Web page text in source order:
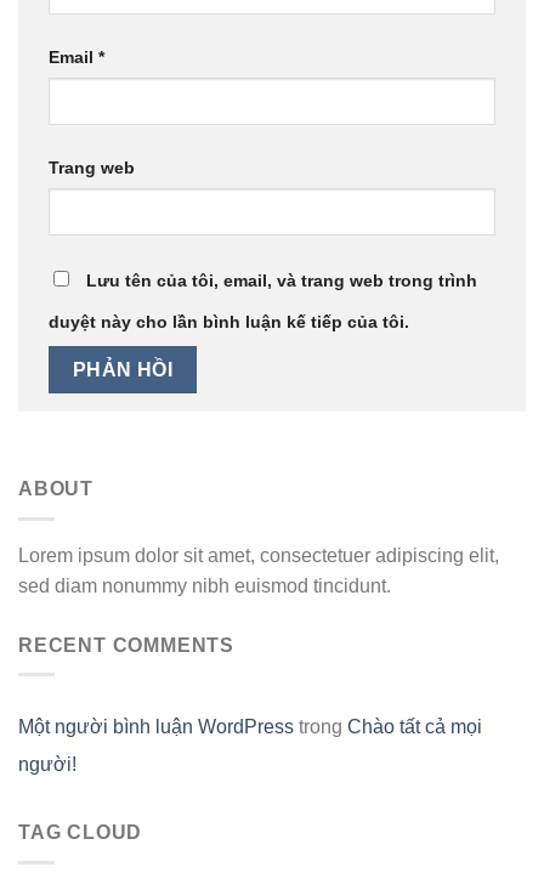
Email *
Trang web
Lưu tên của tôi, email, và trang web trong trình
duyệt này cho lần bình luận kế tiếp của tôi.
ABOUT
Lorem ipsum dolor sit amet, consectetuer adipiscing elit,
sed diam nonummy nibh euismod tincidunt.
RECENT COMMENTS
Một người bình luận WordPress trong Chào tất cả mọi
người!
TAG CLOUD